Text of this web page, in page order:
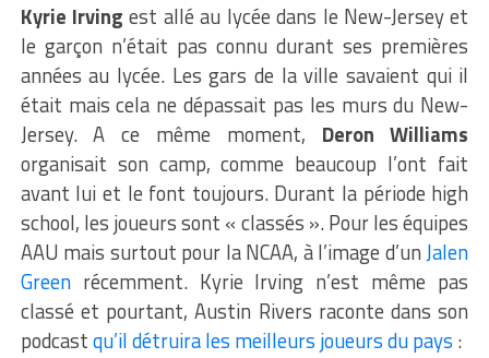
Kyrie Irving est allé au lycée dans le New-Jersey et
le garçon n’était pas connu durant ses premières
années au lycée. Les gars de la ville savaient qui il
était mais cela ne dépassait pas les murs du New-
Jersey. A ce même moment, Deron Williams
organisait son camp, comme beaucoup l’ont fait
avant lui et le font toujours. Durant la période high
school, les joueurs sont « classés ». Pour les équipes
AAU mais surtout pour la NCAA, à l’image d’unJalen
Greenrécemment. Kyrie Irving n’est même pas
classé et pourtant, Austin Rivers raconte dans son
podcastqu’il détruira les meilleurs joueurs du pays :